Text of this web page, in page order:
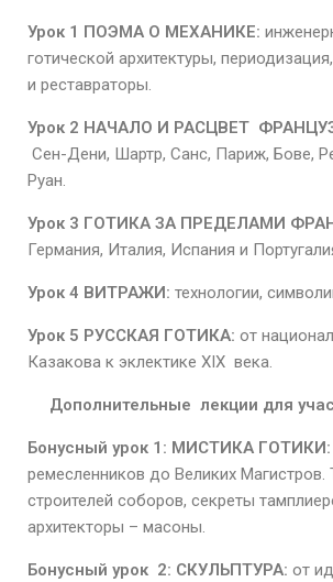
Урок 1 ПОЭМА О МЕХАНИКЕ:
готической архитектуры,
и реставраторы.
Урок 2 НАЧАЛО И РАСЦВЕТ
Сен-Дени, Шартр, Санс, Париж, Бове,
Руан.
Урок 3 ГОТИКА ЗА ПРЕДЕЛАМИ
Германия, Италия, Испания и
Урок 4 ВИТРАЖИ: технологии,
Урок 5 РУССКАЯ ГОТИКА: от
Казакова к эклектике XIX века.
Дополнительные лекции для
Бонусный урок 1: МИСТИКА ГОТИКИ:
ремесленников до Великих
строителей соборов, секреты
архитекторы – масоны.
Бонусный урок 2: СКУЛЬПТУРА: от